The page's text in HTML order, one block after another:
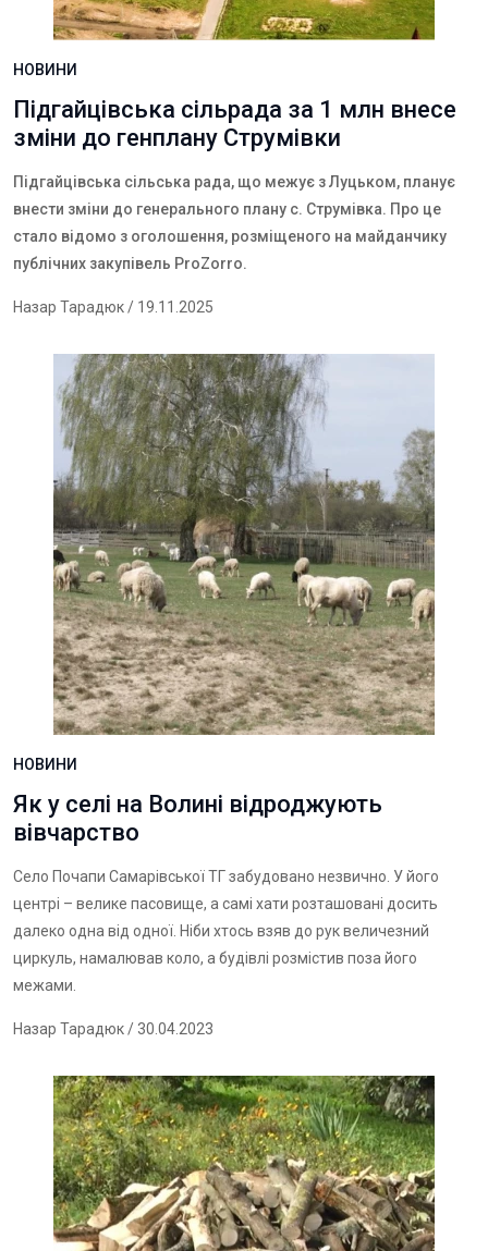
НОВИНИ
Підгайцівська сільрада за 1 млн внесе
зміни до генплану Струмівки
Підгайцівська сільська рада, що межує з Луцьком, планує
внести зміни до генерального плану с. Струмівка. Про це
стало відомо з оголошення, розміщеного на майданчику
публічних закупівель ProZorro.
Назар Тарадюк/ 19.11.2025
НОВИНИ
Як у селі на Волині відроджують
вівчарство
Село Почапи Самарівської ТГ забудовано незвично. У його
центрі – велике пасовище, а самі хати розташовані досить
далеко одна від одної. Ніби хтось взяв до рук величезний
циркуль, намалював коло, а будівлі розмістив поза його
межами.
Назар Тарадюк/ 30.04.2023